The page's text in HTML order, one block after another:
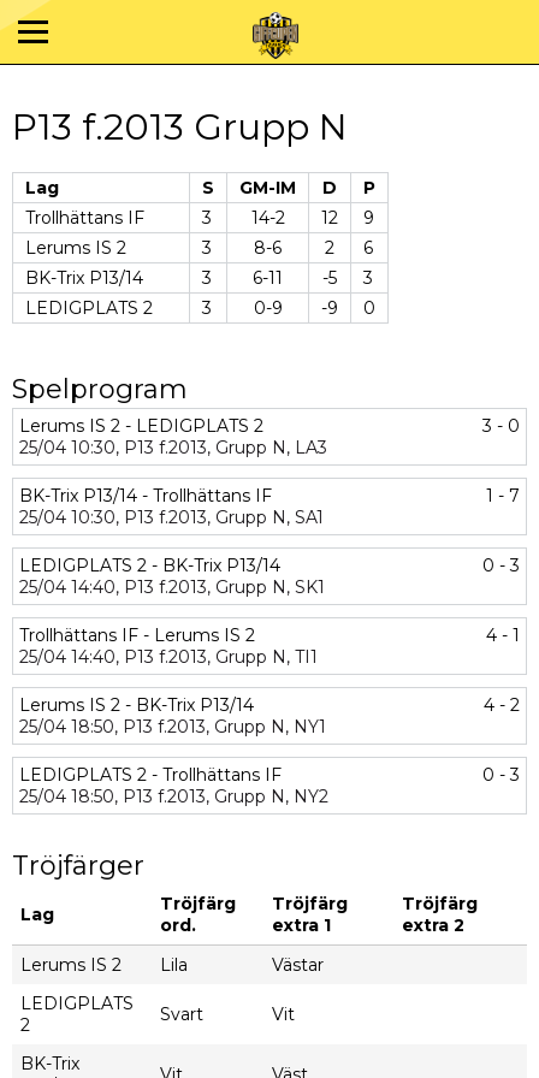
P13 f.2013 Grupp N
Lag S GM-IM D
P
Trollhättans IF
3 14-2 12
9
Lerums IS 2
3 8-6 2
6
BK-Trix P13/14
3 6-11 -5
3
LEDIGPLATS 2
3 0-9 -9 0
Spelprogram
Lerums IS 2 - LEDIGPLATS 2
3 - 0
25/04 10:30, P13 f.2013, Grupp N, LA3
BK-Trix P13/14 - Trollhättans IF
1 - 7
25/04 10:30, P13 f.2013, Grupp N, SA1
LEDIGPLATS 2 - BK-Trix P13/14
0 - 3
25/04 14:40, P13 f.2013, Grupp N, SK1
Trollhättans IF - Lerums IS 2
4 - 1
25/04 14:40, P13 f.2013, Grupp N, TI1
Lerums IS 2 - BK-Trix P13/14
4 - 2
25/04 18:50, P13 f.2013, Grupp N, NY1
LEDIGPLATS 2 - Trollhättans IF
0 - 3
25/04 18:50, P13 f.2013, Grupp N, NY2
Tröjfärger
Lag
Tröjfärg
ord.
Tröjfärg
extra 1
Tröjfärg
extra 2
Lerums IS 2
Lila
Västar
LEDIGPLATS
2
Svart Vit
BK-Trix